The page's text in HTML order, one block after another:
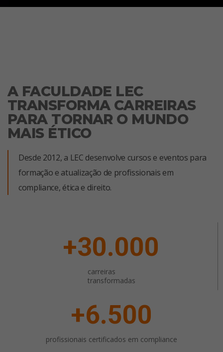
A FACULDADE LEC
TRANSFORMA CARREIRAS
PARA TORNAR O MUNDO
MAIS ÉTICO
Desde 2012, a LEC desenvolve cursos e eventos para
formação e atualização de profissionais em
compliance, ética e direito.
carreiras
transformadas
+30.000
profissionais certificados em compliance
+6.500